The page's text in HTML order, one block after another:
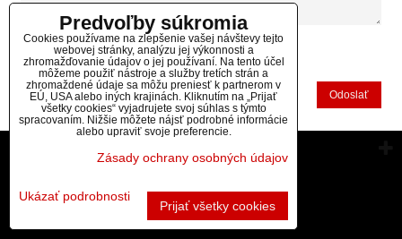
*(Povinné)
Odoslať
Predvoľby súkromia
Cookies používame na zlepšenie vašej návštevy tejto
webovej stránky, analýzu jej výkonnosti a
zhromažďovanie údajov o jej používaní. Na tento účel
môžeme použiť nástroje a služby tretích strán a
zhromaždené údaje sa môžu preniesť k partnerom v
EÚ, USA alebo iných krajinách. Kliknutím na „Prijať
všetky cookies“ vyjadrujete svoj súhlas s týmto
spracovaním. Nižšie môžete nájsť podrobné informácie
alebo upraviť svoje preferencie.
Zásady ochrany osobných údajov
Ukázať podrobnosti
Prijať všetky cookies